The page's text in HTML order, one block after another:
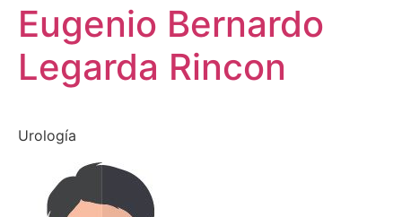
Eugenio Bernardo
Legarda Rincon
Urología